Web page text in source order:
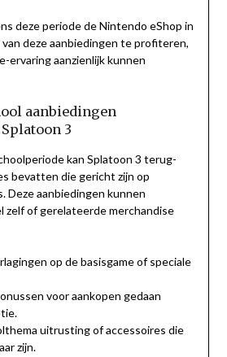
deze periode de Nintendo eShop in
deze aanbiedingen te profiteren,
ervaring aanzienlijk kunnen
aanbiedingen
3
kan Splatoon 3 terug-
bevatten die gericht zijn op
Deze aanbiedingen kunnen
zelf of gerelateerde merchandise
op de basisgame of speciale
voor aankopen gedaan
uitrusting of accessoires die
zijn.